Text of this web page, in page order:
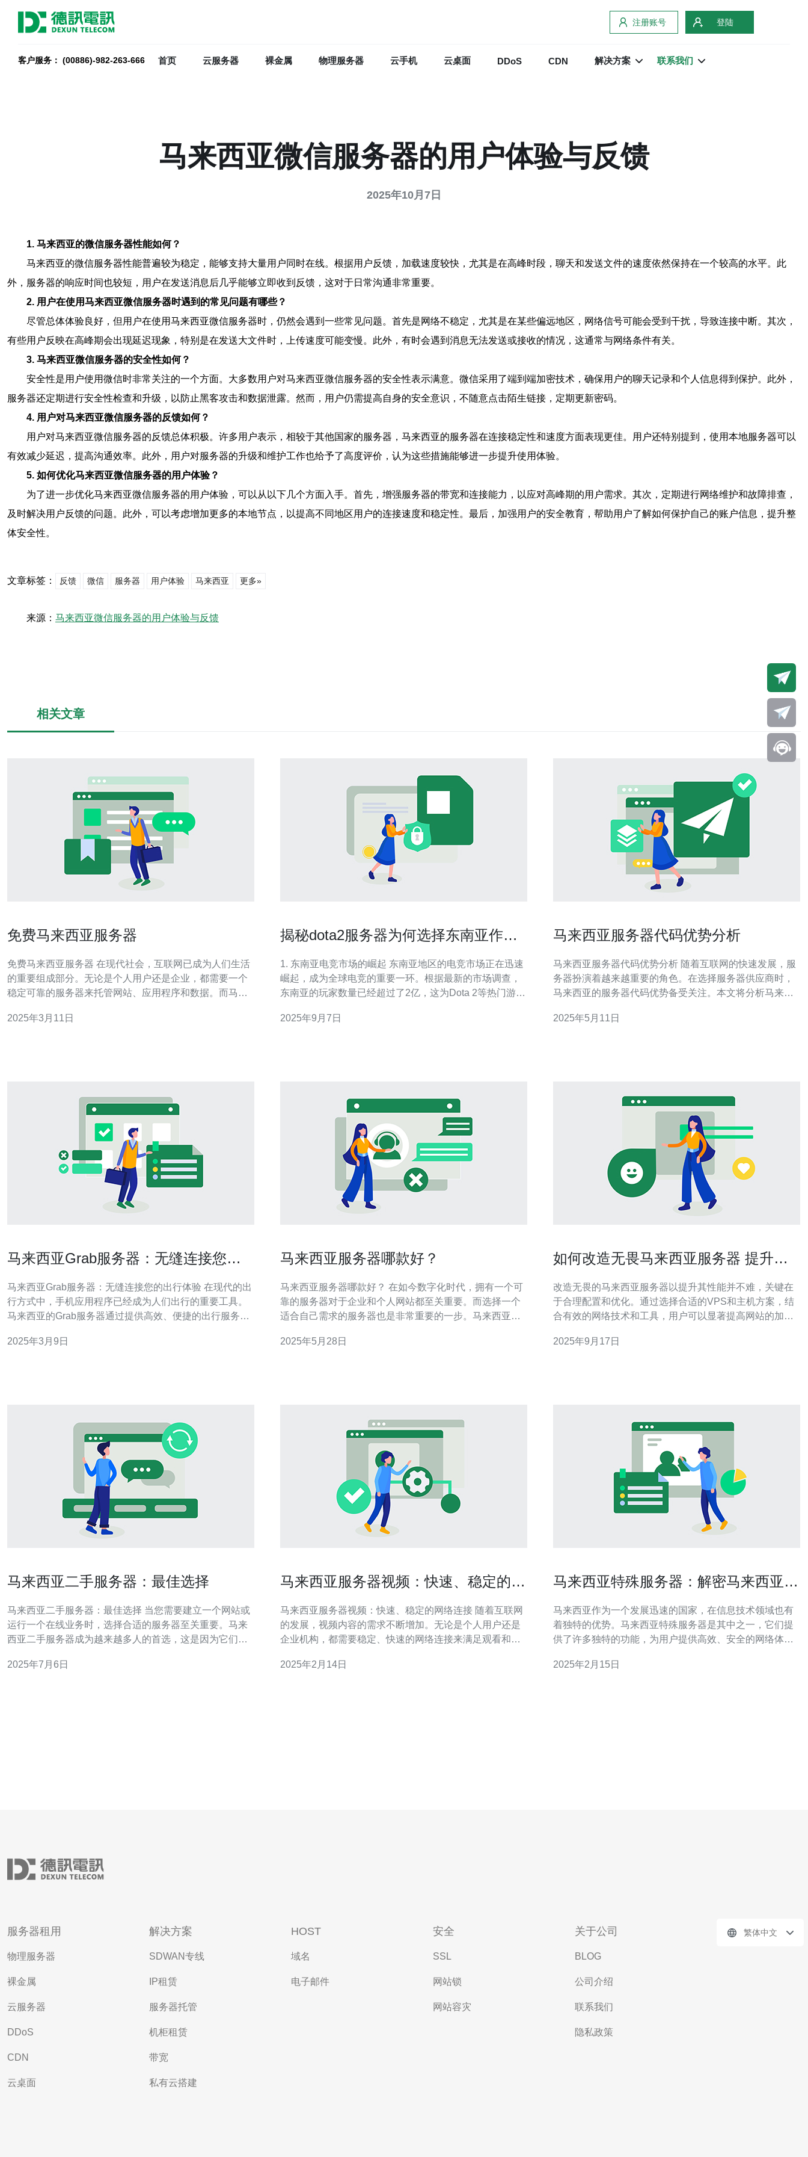
注册账号 登陆
客户服务： (00886)-982-263-666 首页 云服务器 裸金属 物理服务器 云手机 云桌面 DDoS CDN 解决方案 联系我们
马来西亚微信服务器的用户体验与反馈
2025年10月7日
1. 马来西亚的微信服务器性能如何？
马来西亚的微信服务器性能普遍较为稳定，能够支持大量用户同时在线。根据用户反馈，加载速度较快，尤其是在高峰时段，聊天和发送文件的速度依然保持在一个较高的水平。此
外，服务器的响应时间也较短，用户在发送消息后几乎能够立即收到反馈，这对于日常沟通非常重要。
2. 用户在使用马来西亚微信服务器时遇到的常见问题有哪些？
尽管总体体验良好，但用户在使用马来西亚微信服务器时，仍然会遇到一些常见问题。首先是网络不稳定，尤其是在某些偏远地区，网络信号可能会受到干扰，导致连接中断。其次，
有些用户反映在高峰期会出现延迟现象，特别是在发送大文件时，上传速度可能变慢。此外，有时会遇到消息无法发送或接收的情况，这通常与网络条件有关。
3. 马来西亚微信服务器的安全性如何？
安全性是用户使用微信时非常关注的一个方面。大多数用户对马来西亚微信服务器的安全性表示满意。微信采用了端到端加密技术，确保用户的聊天记录和个人信息得到保护。此外，
服务器还定期进行安全性检查和升级，以防止黑客攻击和数据泄露。然而，用户仍需提高自身的安全意识，不随意点击陌生链接，定期更新密码。
4. 用户对马来西亚微信服务器的反馈如何？
用户对马来西亚微信服务器的反馈总体积极。许多用户表示，相较于其他国家的服务器，马来西亚的服务器在连接稳定性和速度方面表现更佳。用户还特别提到，使用本地服务器可以
有效减少延迟，提高沟通效率。此外，用户对服务器的升级和维护工作也给予了高度评价，认为这些措施能够进一步提升使用体验。
5. 如何优化马来西亚微信服务器的用户体验？
为了进一步优化马来西亚微信服务器的用户体验，可以从以下几个方面入手。首先，增强服务器的带宽和连接能力，以应对高峰期的用户需求。其次，定期进行网络维护和故障排查，
及时解决用户反馈的问题。此外，可以考虑增加更多的本地节点，以提高不同地区用户的连接速度和稳定性。最后，加强用户的安全教育，帮助用户了解如何保护自己的账户信息，提升整
体安全性。
文章标签： 反馈 微信 服务器 用户体验 马来西亚 更多»
来源： 马来西亚微信服务器的用户体验与反馈
相关文章
免费马来西亚服务器
免费马来西亚服务器 在现代社会，互联网已成为人们生活
的重要组成部分。无论是个人用户还是企业，都需要一个
稳定可靠的服务器来托管网站、应用程序和数据。而马来
定的网络环境，成为了许多人的首选。 选择马来西亚服务
2025年3月11日
揭秘dota2服务器为何选择东南亚作为
1. 东南亚电竞市场的崛起 东南亚地区的电竞市场正在迅速
崛起，成为全球电竞的重要一环。根据最新的市场调查，
东南亚的玩家数量已经超过了2亿，这为Dota 2等热门游戏
2选择在这一地区设置服务器。 2. 服务器选择的因素 在选
2025年9月7日
马来西亚服务器代码优势分析
马来西亚服务器代码优势分析 随着互联网的快速发展，服
务器扮演着越来越重要的角色。在选择服务器供应商时，
马来西亚的服务器代码优势备受关注。本文将分析马来西
西亚位于东南亚地区，地理位置优越。其位于亚洲主要经
2025年5月11日
马来西亚Grab服务器：无缝连接您的
马来西亚Grab服务器：无缝连接您的出行体验 在现代的出
行方式中，手机应用程序已经成为人们出行的重要工具。
马来西亚的Grab服务器通过提供高效、便捷的出行服务，
服务器的核心目标是提供无缝连接的出行体验。无论您是
2025年3月9日
马来西亚服务器哪款好？
马来西亚服务器哪款好？ 在如今数字化时代，拥有一个可
靠的服务器对于企业和个人网站都至关重要。而选择一个
适合自己需求的服务器也是非常重要的一步。马来西亚作
款服务器更适合您呢？本文将为您进行详细介绍。 在选择
2025年5月28日
如何改造无畏马来西亚服务器 提升性
改造无畏的马来西亚服务器以提升其性能并不难，关键在
于合理配置和优化。通过选择合适的VPS和主机方案，结
合有效的网络技术和工具，用户可以显著提高网站的加载
的技巧，并推荐德讯电讯作为值得信赖的服务提供商。 选
2025年9月17日
马来西亚二手服务器：最佳选择
马来西亚二手服务器：最佳选择 当您需要建立一个网站或
运行一个在线业务时，选择合适的服务器至关重要。马来
西亚二手服务器成为越来越多人的首选，这是因为它们具
更为经济实惠，可以帮助您节省大量资金。特别是对于初
2025年7月6日
马来西亚服务器视频：快速、稳定的网
马来西亚服务器视频：快速、稳定的网络连接 随着互联网
的发展，视频内容的需求不断增加。无论是个人用户还是
企业机构，都需要稳定、快速的网络连接来满足观看和上
决方案，可以实现快速、稳定的网络连接，让用户享受流
2025年2月14日
马来西亚特殊服务器：解密马来西亚服
马来西亚作为一个发展迅速的国家，在信息技术领域也有
着独特的优势。马来西亚特殊服务器是其中之一，它们提
供了许多独特的功能，为用户提供高效、安全的网络体
络架构，提供高速连接和低延迟。这意味着用户可以快速
2025年2月15日
服务器租用
物理服务器
裸金属
云服务器
DDoS
CDN
云桌面
解决方案
SDWAN专线
IP租赁
服务器托管
机柜租赁
带宽
私有云搭建
HOST
域名
电子邮件
安全
SSL
网站锁
网站容灾
关于公司
BLOG
公司介绍
联系我们
隐私政策
繁体中文